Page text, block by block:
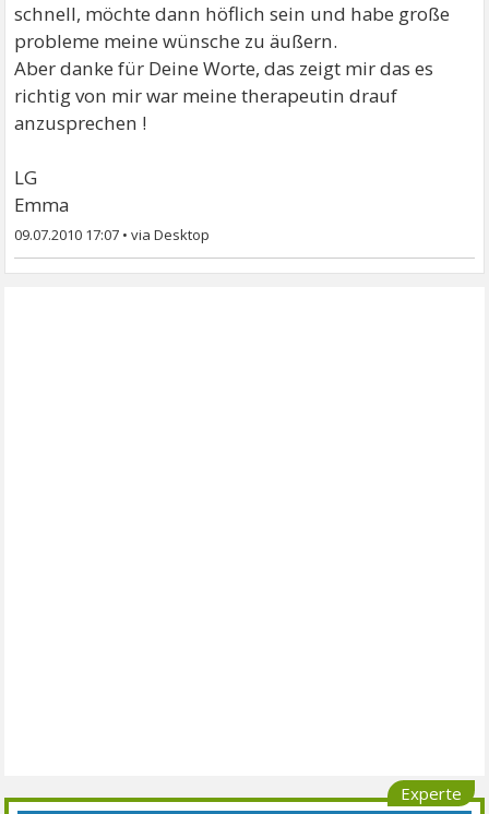
schnell, möchte dann höflich sein und habe große
probleme meine wünsche zu äußern.
Aber danke für Deine Worte, das zeigt mir das es
richtig von mir war meine therapeutin drauf
anzusprechen !
LG
Emma
09.07.2010 17:07 •
Experte